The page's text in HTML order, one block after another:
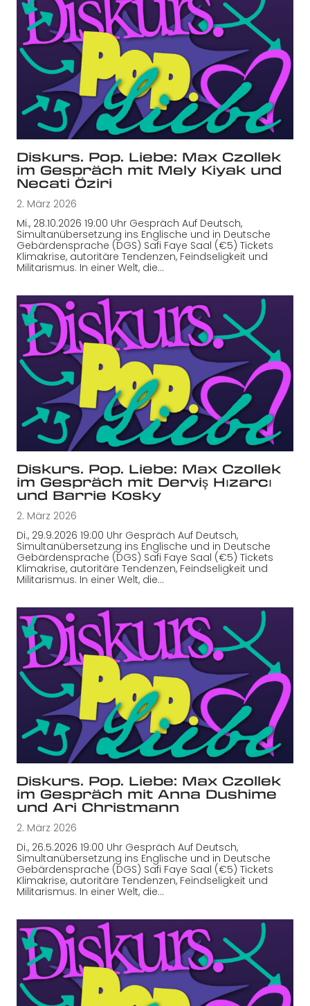
Diskurs. Pop. Liebe: Max Czollek
im Gespräch mit Mely Kiyak und
Necati Öziri
2. März 2026
Mi., 28.10.2026 19:00 Uhr Gespräch Auf Deutsch,
Simultanübersetzung ins Englische und in Deutsche
Gebärdensprache (DGS) Safi Faye Saal (€5) Tickets
Klimakrise, autoritäre Tendenzen, Feindseligkeit und
Militarismus. In einer Welt, die…
Diskurs. Pop. Liebe: Max Czollek
im Gespräch mit Derviş Hızarcı
und Barrie Kosky
2. März 2026
Di., 29.9.2026 19:00 Uhr Gespräch Auf Deutsch,
Simultanübersetzung ins Englische und in Deutsche
Gebärdensprache (DGS) Safi Faye Saal (€5) Tickets
Klimakrise, autoritäre Tendenzen, Feindseligkeit und
Militarismus. In einer Welt, die…
Diskurs. Pop. Liebe: Max Czollek
im Gespräch mit Anna Dushime
und Ari Christmann
2. März 2026
Di., 26.5.2026 19:00 Uhr Gespräch Auf Deutsch,
Simultanübersetzung ins Englische und in Deutsche
Gebärdensprache (DGS) Safi Faye Saal (€5) Tickets
Klimakrise, autoritäre Tendenzen, Feindseligkeit und
Militarismus. In einer Welt, die…